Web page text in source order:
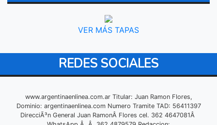
VER MÁS TAPAS
REDES SOCIALES
www.argentinaenlinea.com.ar Titular: Juan Ramon Flores,
Dominio: argentinaenlinea.com Numero Tramite TAD: 56411397
DirecciÃ³n General Juan RamonÂ Flores cel. 362 4647081Â